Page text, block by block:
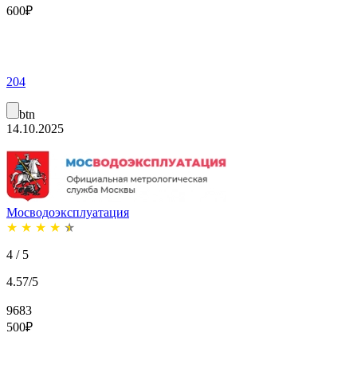
600₽
204
btn
14.10.2025
Мосводоэксплуатация
★ ★ ★ ★ ★
4 / 5
4.57/5
9683
500₽